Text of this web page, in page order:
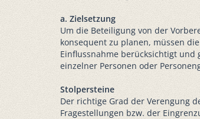
a. Zielsetzung
Um die Beteiligung von der
konsequent zu planen, müssen
Einflussnahme berücksichtigt
einzelner Personen oder
Stolpersteine
Der richtige Grad der Verengung
Fragestellungen bzw. der